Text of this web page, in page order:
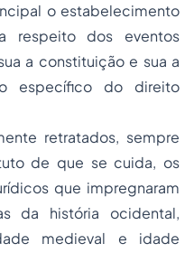
o estabelecimento
respeito dos eventos
a constituição e sua a
específico do direito
retratados, sempre
de que se cuida, os
que impregnaram
da história ocidental,
medieval e idade